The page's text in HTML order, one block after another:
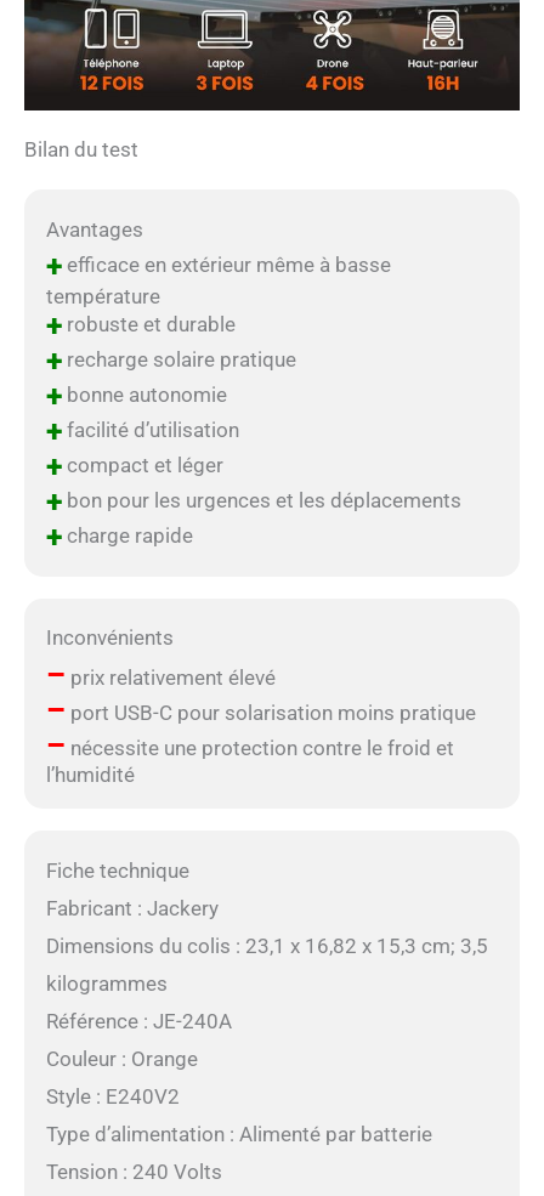
Bilan du test
Avantages
+efficace en extérieur même à basse
température
+robuste et durable
+recharge solaire pratique
+bonne autonomie
+facilité d’utilisation
+compact et léger
+bon pour les urgences et les déplacements
+charge rapide
Inconvénients
– prix relativement élevé
– port USB-C pour solarisation moins pratique
– nécessite une protection contre le froid et
l’humidité
Fiche technique
Fabricant : Jackery
Dimensions du colis : 23,1 x 16,82 x 15,3 cm; 3,5
kilogrammes
Référence : JE-240A
Couleur : Orange
Style : E240V2
Type d’alimentation : Alimenté par batterie
Tension : 240 Volts